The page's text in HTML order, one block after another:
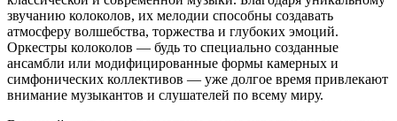
звучанию колоколов, их мелодии способны создавать
атмосферу волшебства, торжества и глубоких эмоций.
Оркестры колоколов — будь то специально созданные
ансамбли или модифицированные формы камерных и
симфонических коллективов — уже долгое время привлекают
внимание музыкантов и слушателей по всему миру.